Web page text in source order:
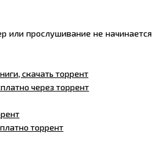
или прослушивание не начинается
скачать торрент
через торрент
торрент